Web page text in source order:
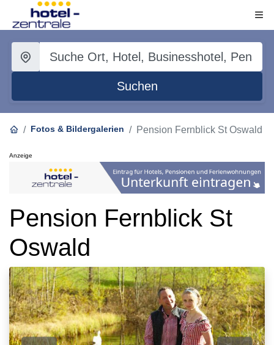
Suchen
Fotos & Bildergalerien Pension Fernblick St Oswald
Anzeige
Pension Fernblick St
Oswald